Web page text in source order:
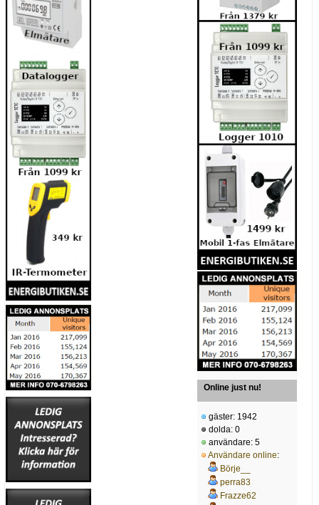
Online just nu!
gäster: 1942
dolda: 0
användare: 5
Användare online:
Börje__
perra83
Frazze62